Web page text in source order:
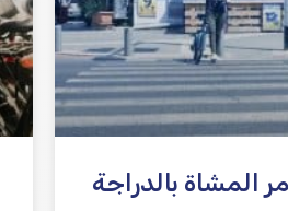
المشاة بالدراجة